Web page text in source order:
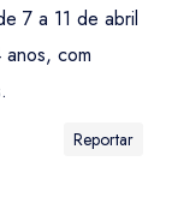
7 a 11 de abril
com
Reportar